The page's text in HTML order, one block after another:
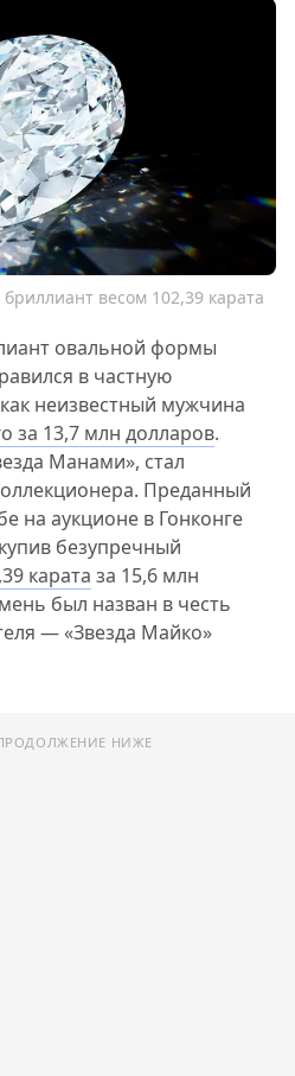
весом 102,39 карата
овальной формы
в частную
неизвестный мужчина
за 13,7 млн долларов.
Манами», стал
Преданный
на аукционе в Гонконге
безупречный
карата за 15,6 млн
был назван в честь
— «Звезда Майко»
НИЖЕ